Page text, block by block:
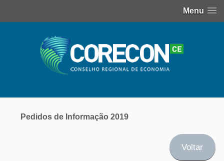
Menu
Pedidos de Informação 2019
Voltar